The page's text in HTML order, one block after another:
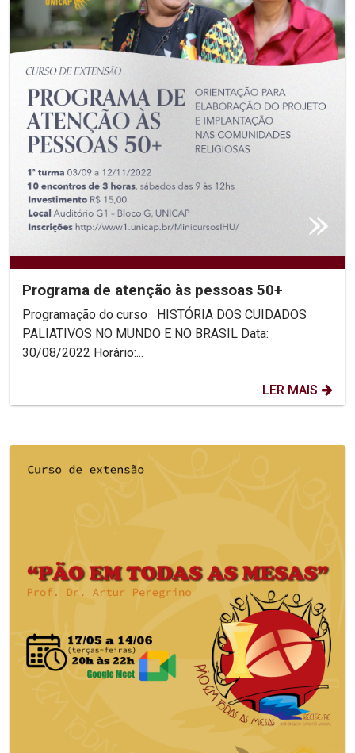
Programa de atenção às pessoas 50+
Programação do curso HISTÓRIA DOS CUIDADOS
PALIATIVOS NO MUNDO E NO BRASIL Data:
30/08/2022 Horário:...
LER MAIS